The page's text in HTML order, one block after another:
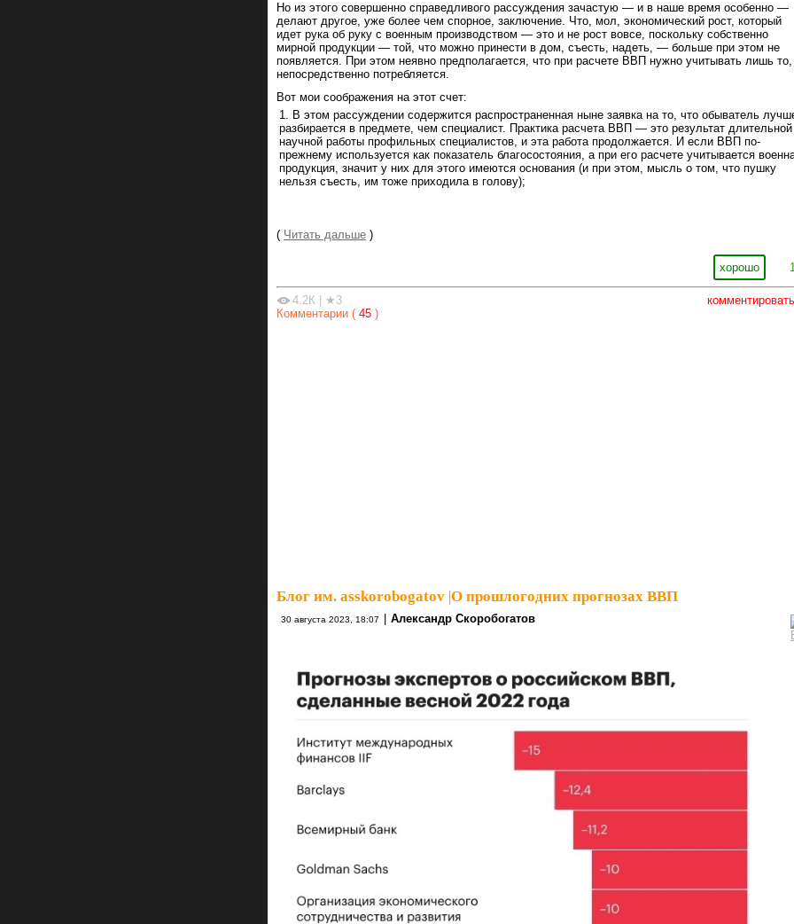
Но из этого совершенно справедливого рассуждения зачастую — и в наше время особенно —
делают другое, уже более чем спорное, заключение. Что, мол, экономический рост, который
идет рука об руку с военным производством — это и не рост вовсе, поскольку собственно
мирной продукции — той, что можно принести в дом, съесть, надеть, — больше при этом не
появляется. При этом неявно предполагается, что при расчете ВВП нужно учитывать лишь то,
непосредственно потребляется.
Вот мои соображения на этот счет:
В этом рассуждении содержится распространенная ныне заявка на то, что обыватель
разбирается в предмете, чем специалист. Практика расчета ВВП — это результат длительной
научной работы профильных специалистов, и эта работа продолжается. И если ВВП по-
прежнему используется как показатель благосостояния, а при его расчете учитывается
продукция, значит у них для этого имеются основания (и при этом, мысль о том, что пушку
нельзя съесть, им тоже приходила в голову);
( Читать дальше )
хорошо
комментировать
4.2К
★3
Комментарии ( 45 )
Блог им. asskorobogatov О прошлогодних прогнозах ВВП
30 августа 2023, 18:07 Александр Скоробогатов